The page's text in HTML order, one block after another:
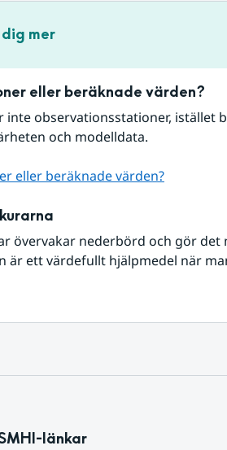
mer
eller beräknade värden?
inte observationsstationer, istället
och modelldata.
eller beräknade värden?
övervakar nederbörd och gör
är ett värdefullt hjälpmedel när
länkar